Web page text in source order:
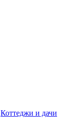
Коттеджи и дачи